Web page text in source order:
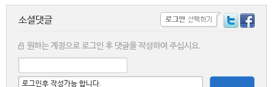
소셜댓글
원하는 계정으로 로그인 후 댓글을 작성하여 주십시요.